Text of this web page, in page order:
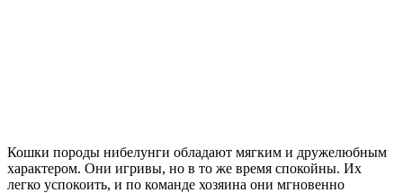
Кошки породы нибелунги обладают мягким и дружелюбным
характером. Они игривы, но в то же время спокойны. Их
легко успокоить, и по команде хозяина они мгновенно